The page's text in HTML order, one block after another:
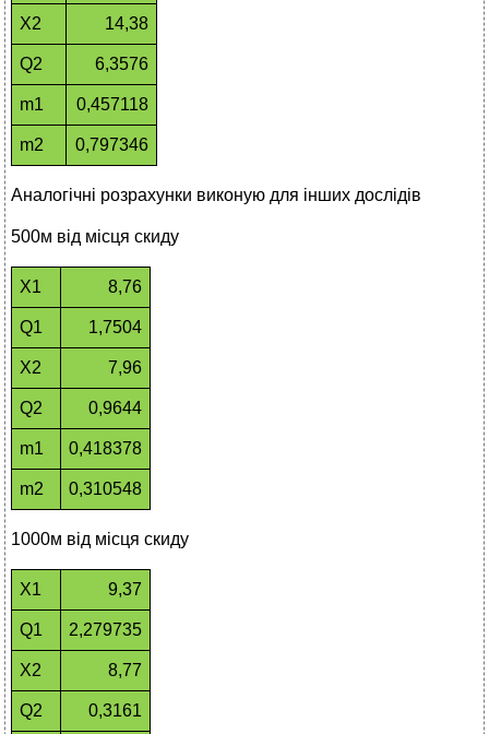
Х2 14,38
Q2 6,3576
m1 0,457118
m2 0,797346
Аналогічні розрахунки виконую для інших дослідів
500м від місця скиду
Х1 8,76
Q1 1,7504
Х2 7,96
Q2 0,9644
m1 0,418378
m2 0,310548
1000м від місця скиду
Х1 9,37
Q1 2,279735
Х2 8,77
Q2 0,3161